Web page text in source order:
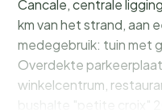
Cancale, centrale
km van het strand, aan
medegebruik: tuin met
Overdekte
winkelcentrum,
bushalte "petite croix"